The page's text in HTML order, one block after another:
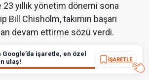
yıllık yönetim dönemi sona
Bill Chisholm, takımın başarı
devam ettirme sözü verdi.
Google’da işaretle, en özel
ulaş!
İŞARETLE